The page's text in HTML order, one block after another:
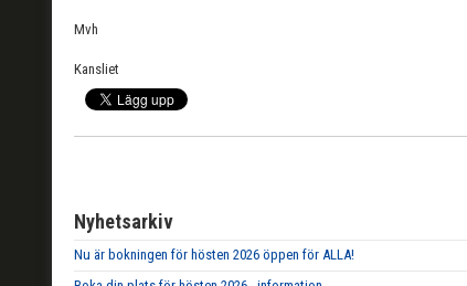
Mvh
Kansliet
Nyhetsarkiv
Nu är bokningen för hösten 2026 öppen för ALLA!